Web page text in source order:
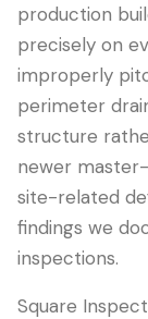
production
precisely on
improperly
perimeter
structure
newer
site-related
findings we
inspections.
Square